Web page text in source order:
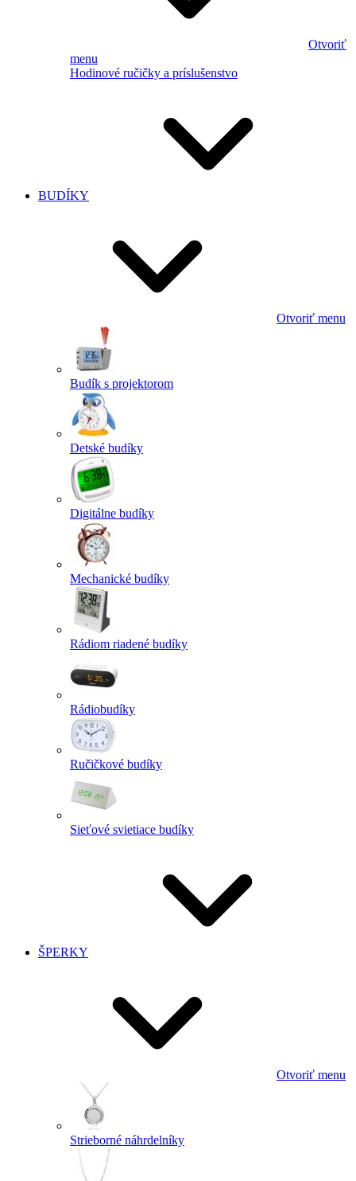
Otvoriť
menu
Hodinové ručičky a príslušenstvo
BUDÍKY
Otvoriť menu
Budík s projektorom
Detské budíky
Digitálne budíky
Mechanické budíky
Rádiom riadené budíky
Rádiobudíky
Ručičkové budíky
Sieťové svietiace budíky
ŠPERKY
Otvoriť menu
Strieborné náhrdelníky